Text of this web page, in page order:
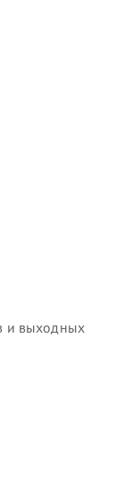
и выходных